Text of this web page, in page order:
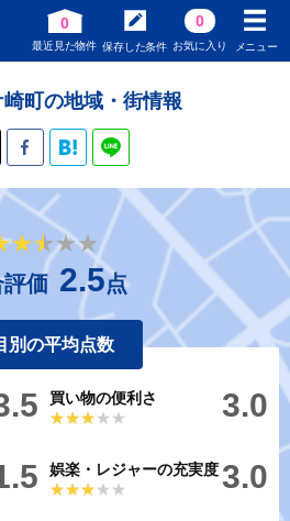
0
最近見た物件 保存した条件
0
お気に入り メニュー
町の地域・街情報
価 2.5点
別の平均点数
買い物の便利さ
★★★★★
★★★★★ 3.0
娯楽・レジャーの充実度
★★★★★
★★★★★ 3.0